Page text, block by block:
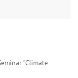
”Climate